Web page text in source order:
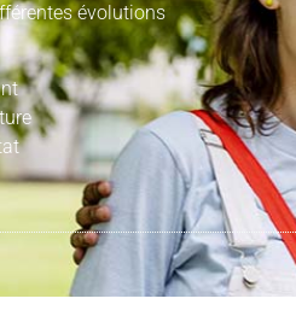
évolutions